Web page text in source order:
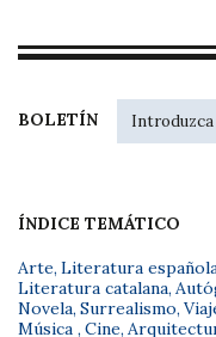
BOLETÍN
ÍNDICE TEMÁTICO
Arte, Literatura
Literatura catalana,
Novela, Surrealismo,
Música , Cine,